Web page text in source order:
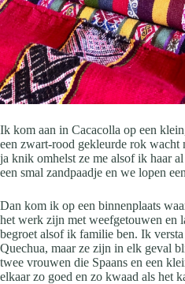
Ik kom aan in Cacacolla op een
een zwart-rood gekleurde rok wacht
ja knik omhelst ze me alsof ik haar
een smal zandpaadje en we lopen
Dan kom ik op een binnenplaats
het werk zijn met weefgetouwen
begroet alsof ik familie ben. Ik versta
Quechua, maar ze zijn in elk geval
twee vrouwen die Spaans en een
elkaar zo goed en zo kwaad als het